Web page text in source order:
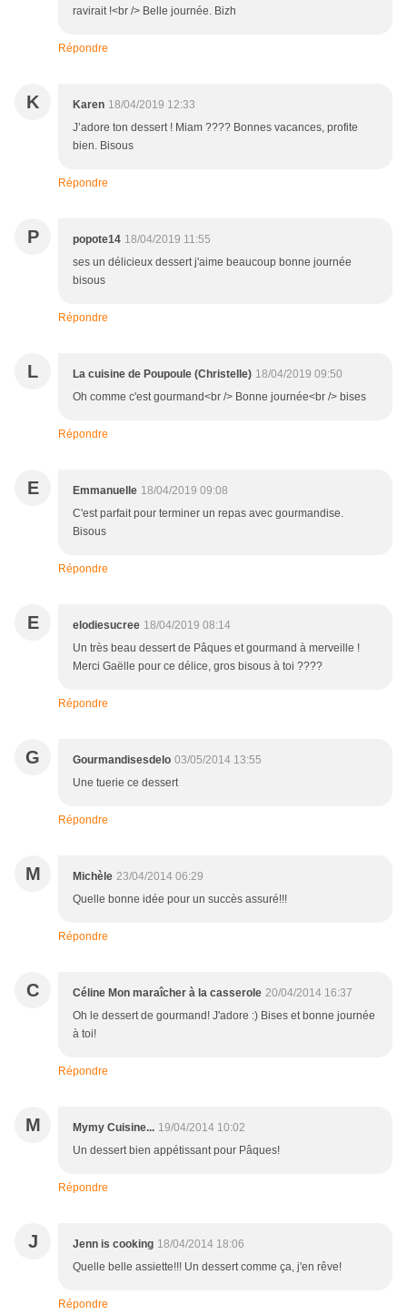
ravirait !<br /> Belle journée. Bizh
Répondre
K Karen 18/04/2019 12:33
J’adore ton dessert ! Miam ???? Bonnes vacances, profite
bien. Bisous
Répondre
P popote14 18/04/2019 11:55
ses un délicieux dessert j'aime beaucoup bonne journée
bisous
Répondre
L La cuisine de Poupoule (Christelle) 18/04/2019 09:50
Oh comme c'est gourmand<br /> Bonne journée<br /> bises
Répondre
E Emmanuelle 18/04/2019 09:08
C'est parfait pour terminer un repas avec gourmandise.
Bisous
Répondre
E elodiesucree 18/04/2019 08:14
Un très beau dessert de Pâques et gourmand à merveille !
Merci Gaëlle pour ce délice, gros bisous à toi ????
Répondre
G Gourmandisesdelo 03/05/2014 13:55
Une tuerie ce dessert
Répondre
M Michèle 23/04/2014 06:29
Quelle bonne idée pour un succès assuré!!!
Répondre
C Céline Mon maraîcher à la casserole 20/04/2014 16:37
Oh le dessert de gourmand! J'adore :) Bises et bonne journée
à toi!
Répondre
M Mymy Cuisine... 19/04/2014 10:02
Un dessert bien appétissant pour Pâques!
Répondre
J Jenn is cooking 18/04/2014 18:06
Quelle belle assiette!!! Un dessert comme ça, j'en rêve!
Répondre